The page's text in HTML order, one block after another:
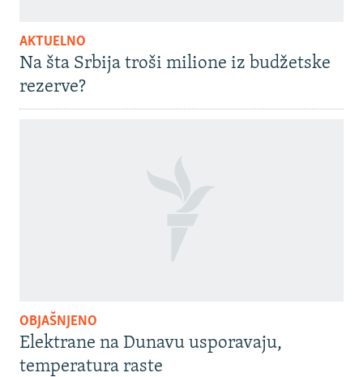
AKTUELNO
Na šta Srbija troši milione iz budžetske
rezerve?
OBJAŠNJENO
Elektrane na Dunavu usporavaju,
temperatura raste